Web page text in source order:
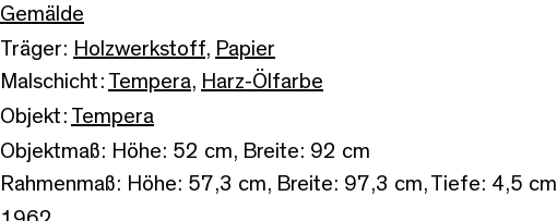
Gemälde
Träger: Holzwerkstoff, Papier
Malschicht: Tempera, Harz-Ölfarbe
Objekt: Tempera
Objektmaß: Höhe: 52 cm, Breite: 92 cm
Rahmenmaß: Höhe: 57,3 cm, Breite: 97,3 cm, Tiefe: 4,5 cm